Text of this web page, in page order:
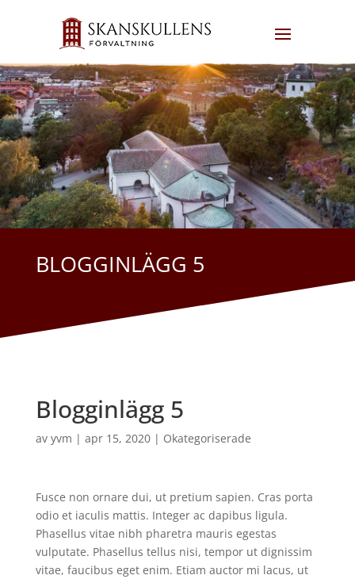
BLOGGINLÄGG 5
Blogginlägg 5
av yvm | apr 15, 2020| Okategoriserade
Fusce non ornare dui, ut pretium sapien. Cras porta
odio et iaculis mattis. Integer ac dapibus ligula.
Phasellus vitae nibh pharetra mauris egestas
vulputate. Phasellus tellus nisi, tempor ut dignissim
vitae, faucibus eget enim. Etiam auctor mi lacus, ut